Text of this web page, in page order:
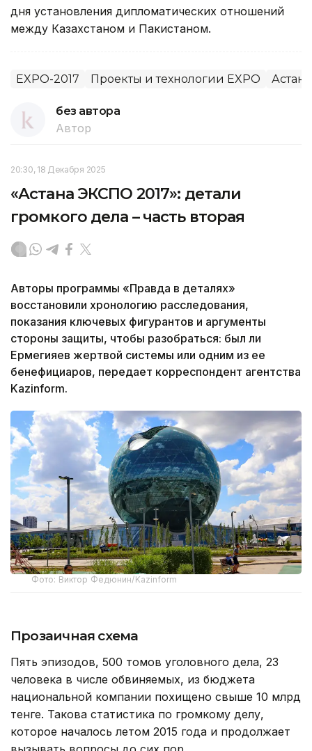
дня установления дипломатических отношений
между Казахстаном и Пакистаном.
EXPO-2017 Проекты и технологии EXPO Астана
без автора
Автор
20:30, 18 Декабря 2025
«Астана ЭКСПО 2017»: детали
громкого дела – часть вторая
Авторы программы «Правда в деталях»
восстановили хронологию расследования,
показания ключевых фигурантов и аргументы
стороны защиты, чтобы разобраться: был ли
Ермегияев жертвой системы или одним из ее
бенефициаров, передает корреспондент агентства
Kazinform.
Фото: Виктор Федюнин/Kazinform
Прозаичная схема
Пять эпизодов, 500 томов уголовного дела, 23
человека в числе обвиняемых, из бюджета
национальной компании похищено свыше 10 млрд
тенге. Такова статистика по громкому делу,
которое началось летом 2015 года и продолжает